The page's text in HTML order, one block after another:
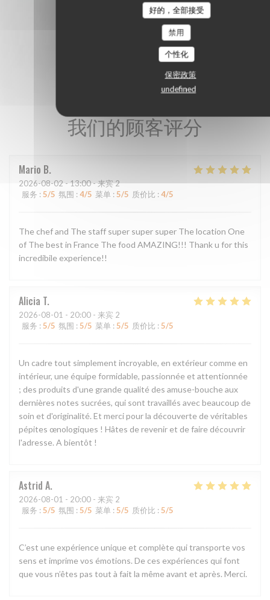
好的，全部接受
禁用
个性化
保密政策
undefined
我们的顾客评分
Mario B
2026-08-02 - 13:00 - 来宾 2
服务 :5/5 氛围 : 4/5 菜单 :5/5 质价比 : 4/5
The chef and The staff super super super The location One
of The best in France The food AMAZING!!! Thank u for this
incredibile experience!!
Alicia T
2026-08-01 - 20:00 - 来宾 2
服务 : 5/5 氛围 : 5/5 菜单 : 5/5 质价比 : 5/5
Un cadre tout simplement incroyable, en extérieur comme en
intérieur, une équipe formidable, passionnée et attentionnée
; des produits d'une grande qualité des amuse-bouche aux
dernières notes sucrées, qui sont travaillés avec beaucoup de
soin et d'originalité. Et merci pour la découverte de véritables
pépites œnologiques ! Hâtes de revenir et de faire découvrir
l'adresse. A bientôt !
Astrid A
2026-08-01 - 20:00 - 来宾 2
服务 : 5/5 氛围 : 5/5 菜单 : 5/5 质价比 : 5/5
C’est une expérience unique et complète qui transporte vos
sens et imprime vos émotions. De ces expériences qui font
que vous n’êtes pas tout à fait la même avant et après. Merci.